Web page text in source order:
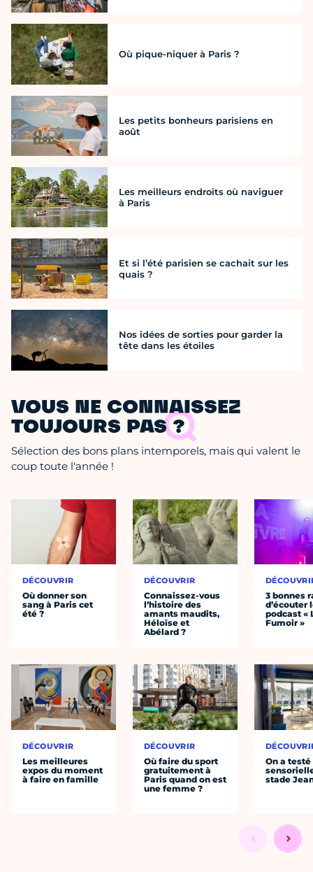
Où pique-niquer à Paris ?
Les petits bonheurs parisiens en
août
Les meilleurs endroits où naviguer
à Paris
Et si l’été parisien se cachait sur les
quais ?
Nos idées de sorties pour garder la
tête dans les étoiles
VOUS NE CONNAISSEZ
TOUJOURS PAS ?
Sélection des bons plans intemporels, mais qui valent le
coup toute l'année !
DÉCOUVRIR
Où donner son
sang à Paris cet
été ?
DÉCOUVRIR
Les meilleures
expos du moment
à faire en famille
DÉCOUVRIR
Connaissez-vous
l’histoire des
amants maudits,
Héloïse et
Abélard ?
DÉCOUVRIR
Où faire du sport
gratuitement à
Paris quand on est
une femme ?
3 bonnes
d’écouter
podcast «
Fumoir »
On a
stade